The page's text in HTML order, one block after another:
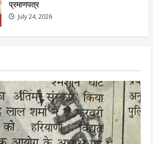
July 24, 2026
निर्धारित मानक व नियम का बारीकी से किया
जाएगा परीक्षण, तब कार्रवाई
July 24, 2026